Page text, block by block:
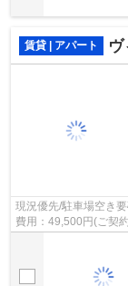
賃貸 | アパート ヴ
現況優先/駐車場空き
費用：49,500円(ご契